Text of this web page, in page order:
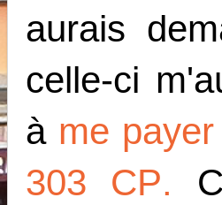
aurais
celle-ci
à me
303 CP.